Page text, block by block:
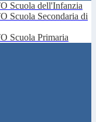
Scuola dell'Infanzia
Scuola Secondaria di
Scuola Primaria